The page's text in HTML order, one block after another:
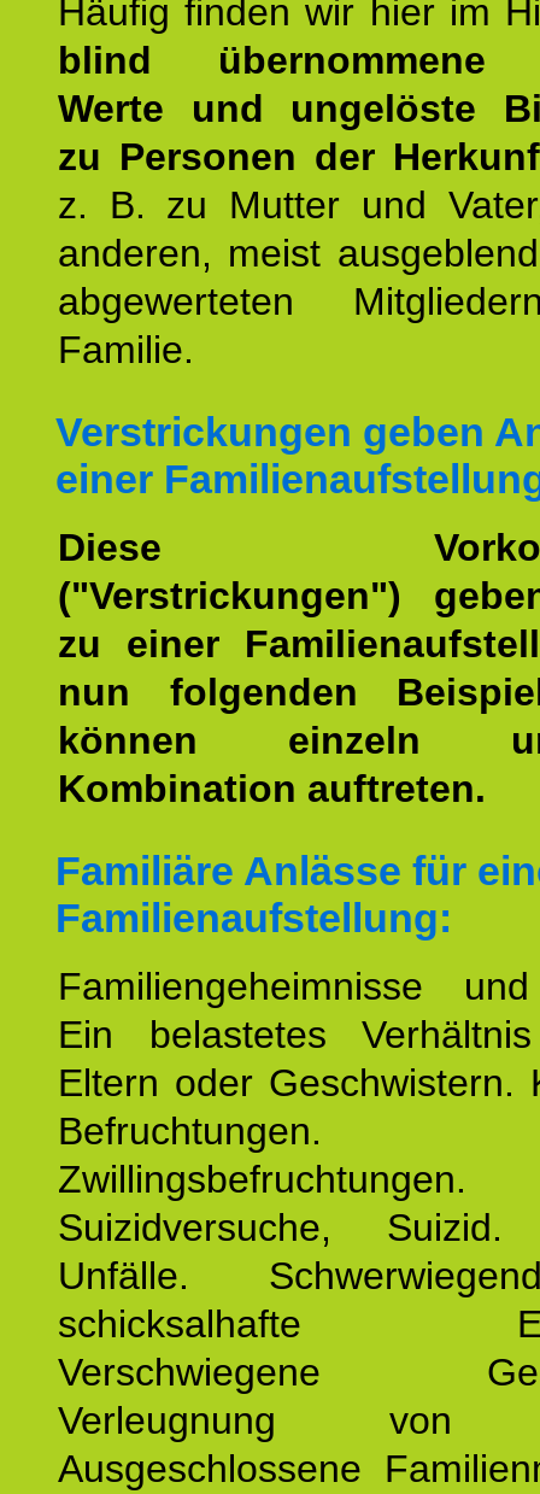
Häufig finden wir hier im
blind übernommene
Werte und ungelöste
zu Personen der
z. B. zu Mutter und
anderen, meist
abgewerteten
Familie.
Verstrickungen geben
einer
Diese
("Verstrickungen")
zu einer
nun folgenden
können einzeln
Kombination auftreten.
Familiäre Anlässe für
Familienaufstellung:
Familiengeheimnisse
Ein belastetes
Eltern oder Geschwistern.
Befruchtungen.
Zwillingsbefruchtungen.
Suizidversuche, Suizid.
Unfälle.
schicksalhafte
Verschwiegene
Verleugnung von
Ausgeschlossene